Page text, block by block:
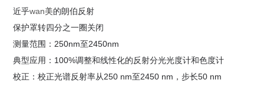
近乎wan美的朗伯反射
保护罩转四分之一圈关闭
测量范围：250nm至2450nm
典型应用：100%调整和线性化的反射分光光度计和色度计
校正：校正光谱反射率从250 nm至2450 nm，步长50 nm